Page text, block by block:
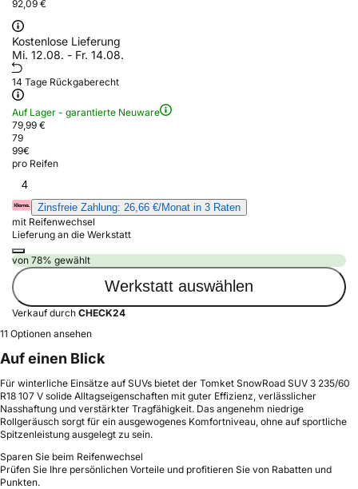
92,09 €
Kostenlose Lieferung
Mi. 12.08. - Fr. 14.08.
14 Tage Rückgaberecht
Auf Lager - garantierte Neuware
79,99 €
79
99€
pro Reifen
4
Zinsfreie Zahlung: 26,66 €/Monat in 3 Raten
mit Reifenwechsel
Lieferung an die Werkstatt
von 78% gewählt
Werkstatt auswählen
Verkauf durch CHECK24
11 Optionen ansehen
Auf einen Blick
Für winterliche Einsätze auf SUVs bietet der Tomket SnowRoad SUV 3 235/60
R18 107 V solide Alltagseigenschaften mit guter Effizienz, verlässlicher
Nasshaftung und verstärkter Tragfähigkeit. Das angenehm niedrige
Rollgeräusch sorgt für ein ausgewogenes Komfortniveau, ohne auf sportliche
Spitzenleistung ausgelegt zu sein.
Sparen Sie beim Reifenwechsel
Prüfen Sie Ihre persönlichen Vorteile und profitieren Sie von Rabatten und
Punkten.